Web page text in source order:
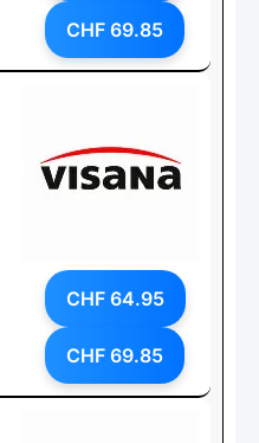
CHF 69.85
CHF 64.95
CHF 69.85